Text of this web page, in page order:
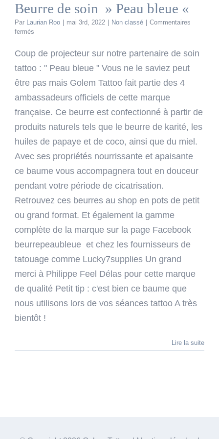
Beurre de soin » Peau bleue «
Par Laurian Roo mai 3rd, 2022 Non classé
Commentaires
fermés
de
»
bleue
«
Coup de projecteur sur notre partenaire de soin
tattoo : " Peau bleue " Vous ne le saviez peut
être pas mais Golem Tattoo fait partie des 4
ambassadeurs officiels de cette marque
française. Ce beurre est confectionné à partir de
produits naturels tels que le beurre de karité, les
huiles de papaye et de coco, ainsi que du miel.
Avec ses propriétés nourrissante et apaisante
ce baume vous accompagnera tout en douceur
pendant votre période de cicatrisation.
Retrouvez ces beurres au shop en pots de petit
ou grand format. Et également la gamme
complète de la marque sur la page Facebook
beurrepeaubleue et chez les fournisseurs de
tatouage comme Lucky7supplies Un grand
merci à Philippe Feel Délas pour cette marque
de qualité Petit tip : c'est bien ce baume que
nous utilisons lors de vos séances tattoo A très
bientôt !
Lire la suite